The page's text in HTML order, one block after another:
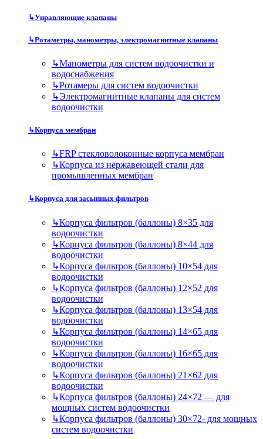
↳Управляющие клапаны
↳Ротаметры, манометры, электромагнитные клапаны
↳Манометры для систем водоочистки и
водоснабжения
↳Ротамеры для систем водоочистки
↳Электромагнитные клапаны для систем
водоочистки
↳Корпуса мембран
↳FRP стекловолоконные корпуса мембран
↳Корпуса из нержавеющей стали для
промышленных мембран
↳Корпуса для засыпных фильтров
↳Корпуса фильтров (баллоны) 8×35 для
водоочистки
↳Корпуса фильтров (баллоны) 8×44 для
водоочистки
↳Корпуса фильтров (баллоны) 10×54 для
водоочистки
↳Корпуса фильтров (баллоны) 12×52 для
водоочистки
↳Корпуса фильтров (баллоны) 13×54 для
водоочистки
↳Корпуса фильтров (баллоны) 14×65 для
водоочистки
↳Корпуса фильтров (баллоны) 16×65 для
водоочистки
↳Корпуса фильтров (баллоны) 21×62 для
водоочистки
↳Корпуса фильтров (баллоны) 24×72 — для
мощных систем водоочистки
↳Корпуса фильтров (баллоны) 30×72- для мощных
систем водоочистки